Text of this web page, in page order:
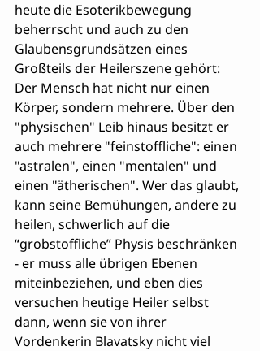
heute die Esoterikbewegung
beherrscht und auch zu den
Glaubensgrundsätzen eines
Großteils der Heilerszene gehört:
Der Mensch hat nicht nur einen
Körper, sondern mehrere. Über den
"physischen" Leib hinaus besitzt er
auch mehrere "feinstoffliche": einen
"astralen", einen "mentalen" und
einen "ätherischen". Wer das glaubt,
kann seine Bemühungen, andere zu
heilen, schwerlich auf die
“grobstoffliche” Physis beschränken
- er muss alle übrigen Ebenen
miteinbeziehen, und eben dies
versuchen heutige Heiler selbst
dann, wenn sie von ihrer
Vordenkerin Blavatsky nicht viel